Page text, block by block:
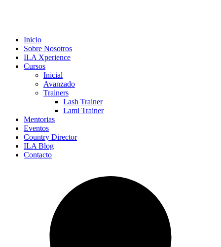
Inicio
Sobre Nosotros
ILA Xperience
Cursos
Inicial
Avanzado
Trainers
Lash Trainer
Lami Trainer
Mentorias
Eventos
Country Director
ILA Blog
Contacto